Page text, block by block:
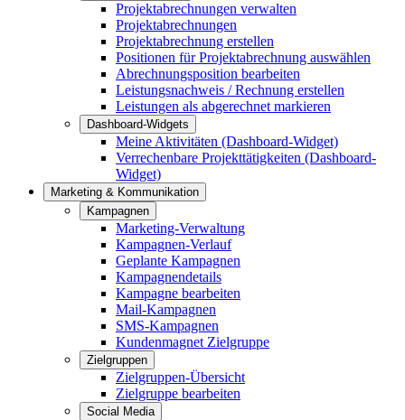
Projektabrechnungen verwalten
Projektabrechnungen
Projektabrechnung erstellen
Positionen für Projektabrechnung auswählen
Abrechnungsposition bearbeiten
Leistungsnachweis / Rechnung erstellen
Leistungen als abgerechnet markieren
Dashboard-Widgets
Meine Aktivitäten (Dashboard-Widget)
Verrechenbare Projekttätigkeiten (Dashboard-
Widget)
Marketing & Kommunikation
Kampagnen
Marketing-Verwaltung
Kampagnen-Verlauf
Geplante Kampagnen
Kampagnendetails
Kampagne bearbeiten
Mail-Kampagnen
SMS-Kampagnen
Kundenmagnet Zielgruppe
Zielgruppen
Zielgruppen-Übersicht
Zielgruppe bearbeiten
Social Media